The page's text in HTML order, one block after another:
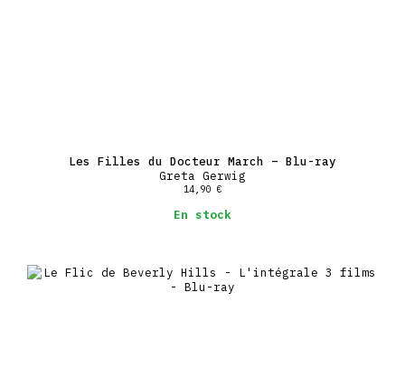
Les Filles du Docteur March – Blu-ray
Greta Gerwig
14,90 €
En stock